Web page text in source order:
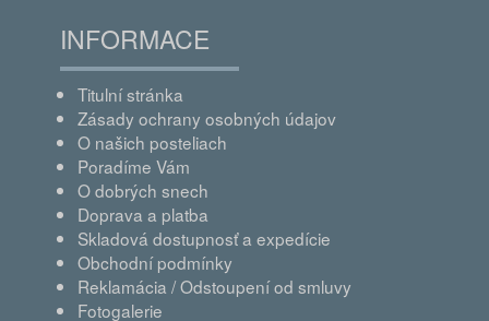
INFORMACE
Titulní stránka
Zásady ochrany osobných údajov
O našich posteliach
Poradíme Vám
O dobrých snech
Doprava a platba
Skladová dostupnosť a expedície
Obchodní podmínky
Reklamácia / Odstoupení od smluvy
Fotogalerie